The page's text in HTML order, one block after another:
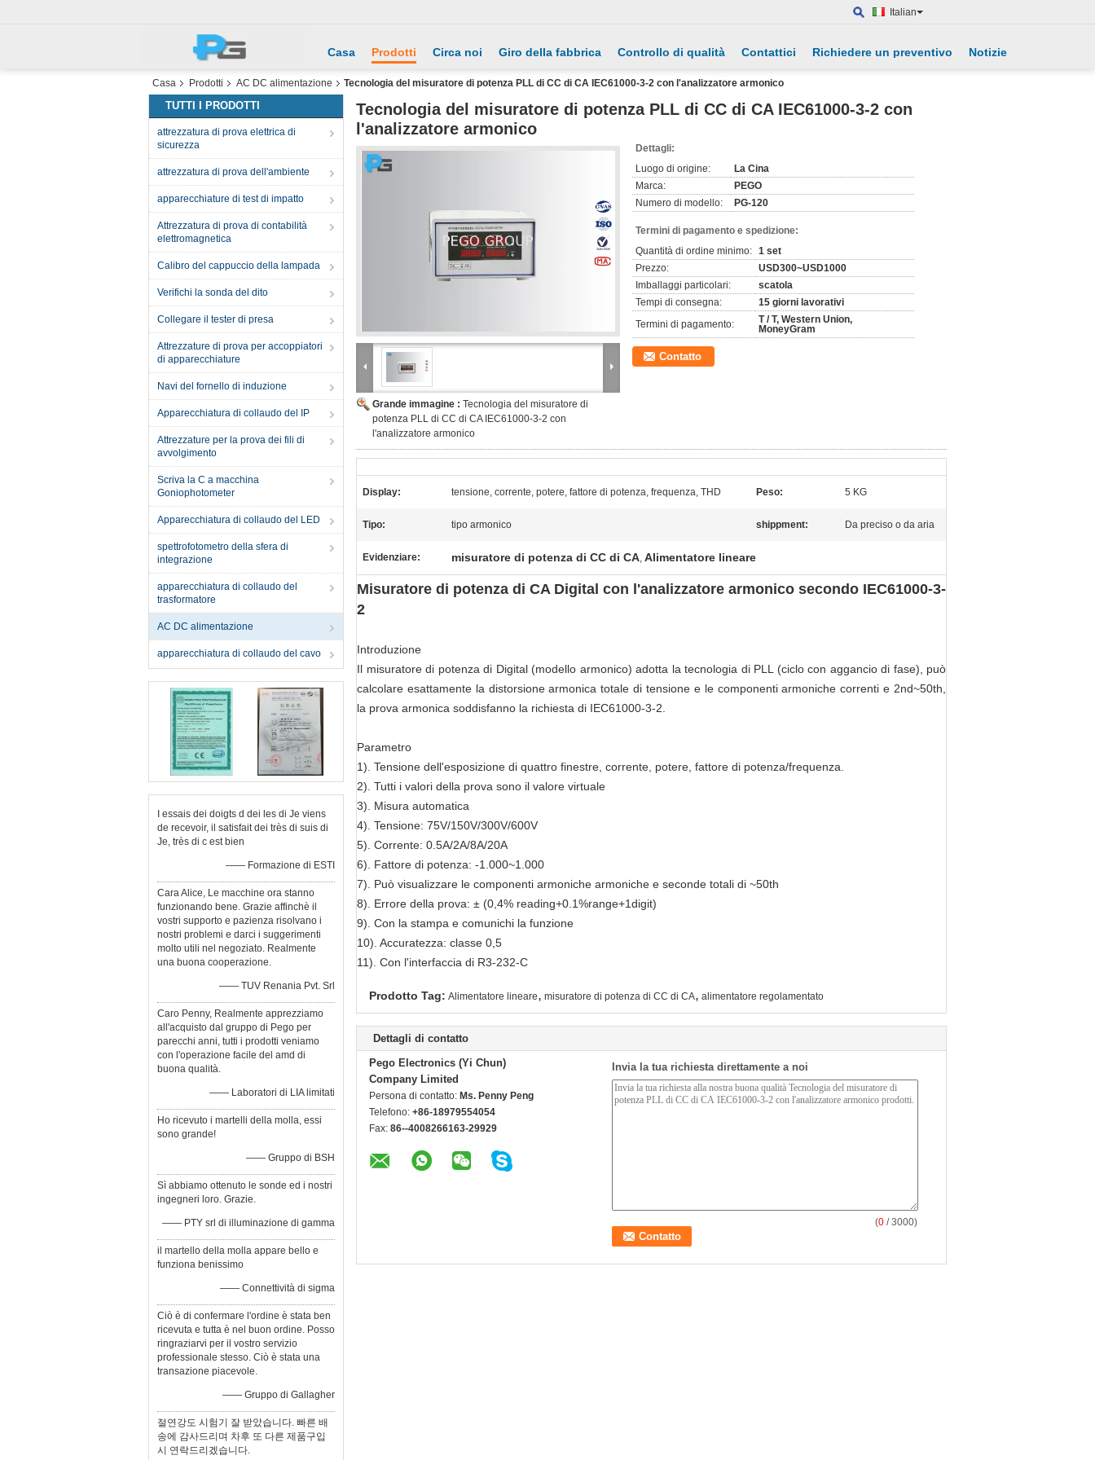
Italian
Casa Prodotti Circa noi Giro della fabbrica Controllo di qualità Contattici Richiedere un preventivo Notizie
Casa Prodotti AC DC alimentazione Tecnologia del misuratore di potenza PLL di CC di CA IEC61000-3-2 con l'analizzatore armonico
TUTTI I PRODOTTI
attrezzatura di prova elettrica di
sicurezza
attrezzatura di prova dell'ambiente
apparecchiature di test di impatto
Attrezzatura di prova di contabilità
elettromagnetica
Calibro del cappuccio della lampada
Verifichi la sonda del dito
Collegare il tester di presa
Attrezzature di prova per accoppiatori
di apparecchiature
Navi del fornello di induzione
Apparecchiatura di collaudo del IP
Attrezzature per la prova dei fili di
avvolgimento
Scriva la C a macchina
Goniophotometer
Apparecchiatura di collaudo del LED
spettrofotometro della sfera di
integrazione
apparecchiatura di collaudo del
trasformatore
AC DC alimentazione
apparecchiatura di collaudo del cavo
I essais dei doigts d dei les di Je viens
de recevoir, il satisfait dei très di suis di
Je, très di c est bien
—— Formazione di ESTI
Cara Alice, Le macchine ora stanno
funzionando bene. Grazie affinchè il
vostri supporto e pazienza risolvano i
nostri problemi e darci i suggerimenti
molto utili nel negoziato. Realmente
una buona cooperazione.
—— TUV Renania Pvt. Srl
Caro Penny, Realmente apprezziamo
all'acquisto dal gruppo di Pego per
parecchi anni, tutti i prodotti veniamo
con l'operazione facile del amd di
buona qualità.
—— Laboratori di LIA limitati
Ho ricevuto i martelli della molla, essi
sono grande!
—— Gruppo di BSH
Sì abbiamo ottenuto le sonde ed i nostri
ingegneri loro. Grazie.
—— PTY srl di illuminazione di gamma
il martello della molla appare bello e
funziona benissimo
—— Connettività di sigma
Ciò è di confermare l'ordine è stata ben
ricevuta e tutta è nel buon ordine. Posso
ringraziarvi per il vostro servizio
professionale stesso. Ciò è stata una
transazione piacevole.
—— Gruppo di Gallagher
절연강도 시험기 잘 받았습니다. 빠른 배
송에 감사드리며 차후 또 다른 제품구입
시 연락드리겠습니다.
Tecnologia del misuratore di potenza PLL di CC di CA IEC61000-3-2 con
l'analizzatore armonico
Grande immagine : Tecnologia del misuratore di
potenza PLL di CC di CA IEC61000-3-2 con
l'analizzatore armonico
Dettagli:
Luogo di origine:
La Cina
Marca:
PEGO
Numero di modello:
PG-120
Termini di pagamento e spedizione:
Quantità di ordine minimo: 1 set
Prezzo:
USD300~USD1000
Imballaggi particolari:
scatola
Tempi di consegna:
15 giorni lavorativi
Termini di pagamento:
T / T, Western Union,
MoneyGram
Contatto
Display: tensione, corrente, potere, fattore di potenza, frequenza, THD Peso: 5 KG
Tipo: tipo armonico shippment: Da preciso o da aria
Evidenziare: misuratore di potenza di CC di CA, Alimentatore lineare
Misuratore di potenza di CA Digital con l'analizzatore armonico secondo IEC61000-3-
2
Introduzione
Il misuratore di potenza di Digital (modello armonico) adotta la tecnologia di PLL (ciclo con aggancio di fase), può
calcolare esattamente la distorsione armonica totale di tensione e le componenti armoniche correnti e 2nd~50th,
la prova armonica soddisfanno la richiesta di IEC61000-3-2.
Parametro
1). Tensione dell'esposizione di quattro finestre, corrente, potere, fattore di potenza/frequenza.
2). Tutti i valori della prova sono il valore virtuale
3). Misura automatica
4). Tensione: 75V/150V/300V/600V
5). Corrente: 0.5A/2A/8A/20A
6). Fattore di potenza: -1.000~1.000
7). Può visualizzare le componenti armoniche armoniche e seconde totali di ~50th
8). Errore della prova: ± (0,4% reading+0.1%range+1digit)
9). Con la stampa e comunichi la funzione
10). Accuratezza: classe 0,5
11). Con l'interfaccia di R3-232-C
Prodotto Tag: Alimentatore lineare, misuratore di potenza di CC di CA, alimentatore regolamentato
Dettagli di contatto
Pego Electronics (Yi Chun)
Company Limited
Persona di contatto: Ms. Penny Peng
Telefono: +86-18979554054
Fax: 86--4008266163-29929
Invia la tua richiesta direttamente a noi
(0 / 3000)